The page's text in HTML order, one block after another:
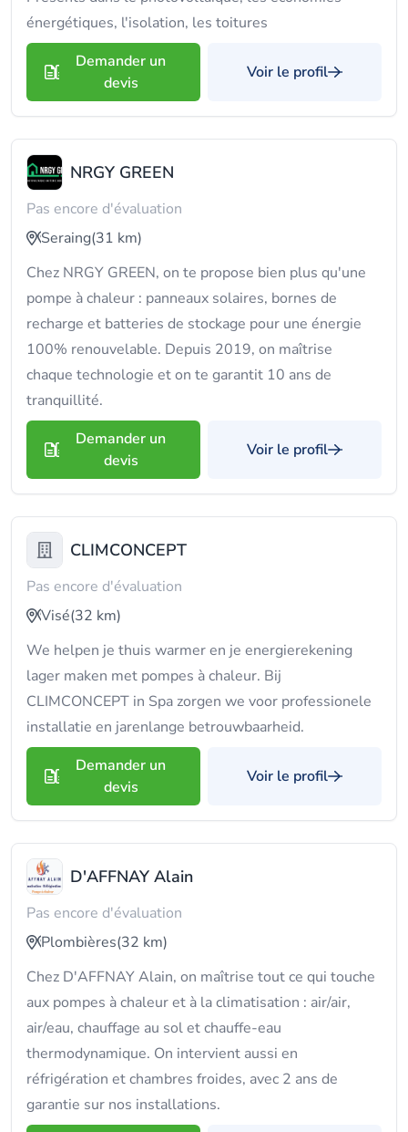
énergétiques, l'isolation, les toitures
Demander un
devis
Voir le profil
NRGY GREEN
Pas encore d'évaluation
Seraing(31 km)
Chez NRGY GREEN, on te propose bien plus qu'une
pompe à chaleur : panneaux solaires, bornes de
recharge et batteries de stockage pour une énergie
100% renouvelable. Depuis 2019, on maîtrise
chaque technologie et on te garantit 10 ans de
tranquillité.
Demander un
devis
Voir le profil
CLIMCONCEPT
Pas encore d'évaluation
Visé(32 km)
We helpen je thuis warmer en je energierekening
lager maken met pompes à chaleur. Bij
CLIMCONCEPT in Spa zorgen we voor professionele
installatie en jarenlange betrouwbaarheid.
Demander un
devis
Voir le profil
D'AFFNAY Alain
Pas encore d'évaluation
Plombières(32 km)
Chez D'AFFNAY Alain, on maîtrise tout ce qui touche
aux pompes à chaleur et à la climatisation : air/air,
air/eau, chauffage au sol et chauffe-eau
thermodynamique. On intervient aussi en
réfrigération et chambres froides, avec 2 ans de
garantie sur nos installations.